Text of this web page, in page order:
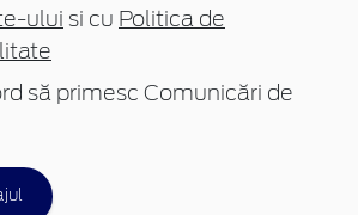
ului si cu Politica de
să primesc Comunicări de